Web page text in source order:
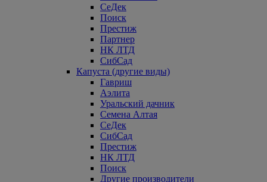
СеДек
Поиск
Престиж
Партнер
НК ЛТД
СибСад
Капуста (другие виды)
Гавриш
Аэлита
Уральский дачник
Семена Алтая
СеДек
СибСад
Престиж
НК ЛТД
Поиск
Другие производители